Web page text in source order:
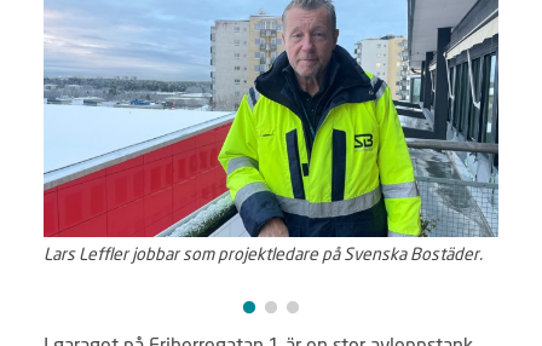
Lars Leffler jobbar som projektledare på Svenska Bostäder.